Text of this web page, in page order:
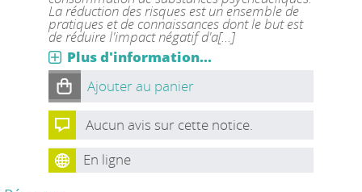
La réduction des risques est un ensemble de
pratiques et de connaissances dont le but est
de réduire l'impact négatif d'a[...]
Plus d'information...
Ajouter au panier
Aucun avis sur cette notice.
En ligne